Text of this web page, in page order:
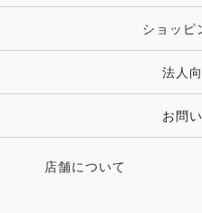
キーホルダー・チャーム・
その他 ファッション雑貨
その他 アクセサリーショッピ
法人
お問
店舗について